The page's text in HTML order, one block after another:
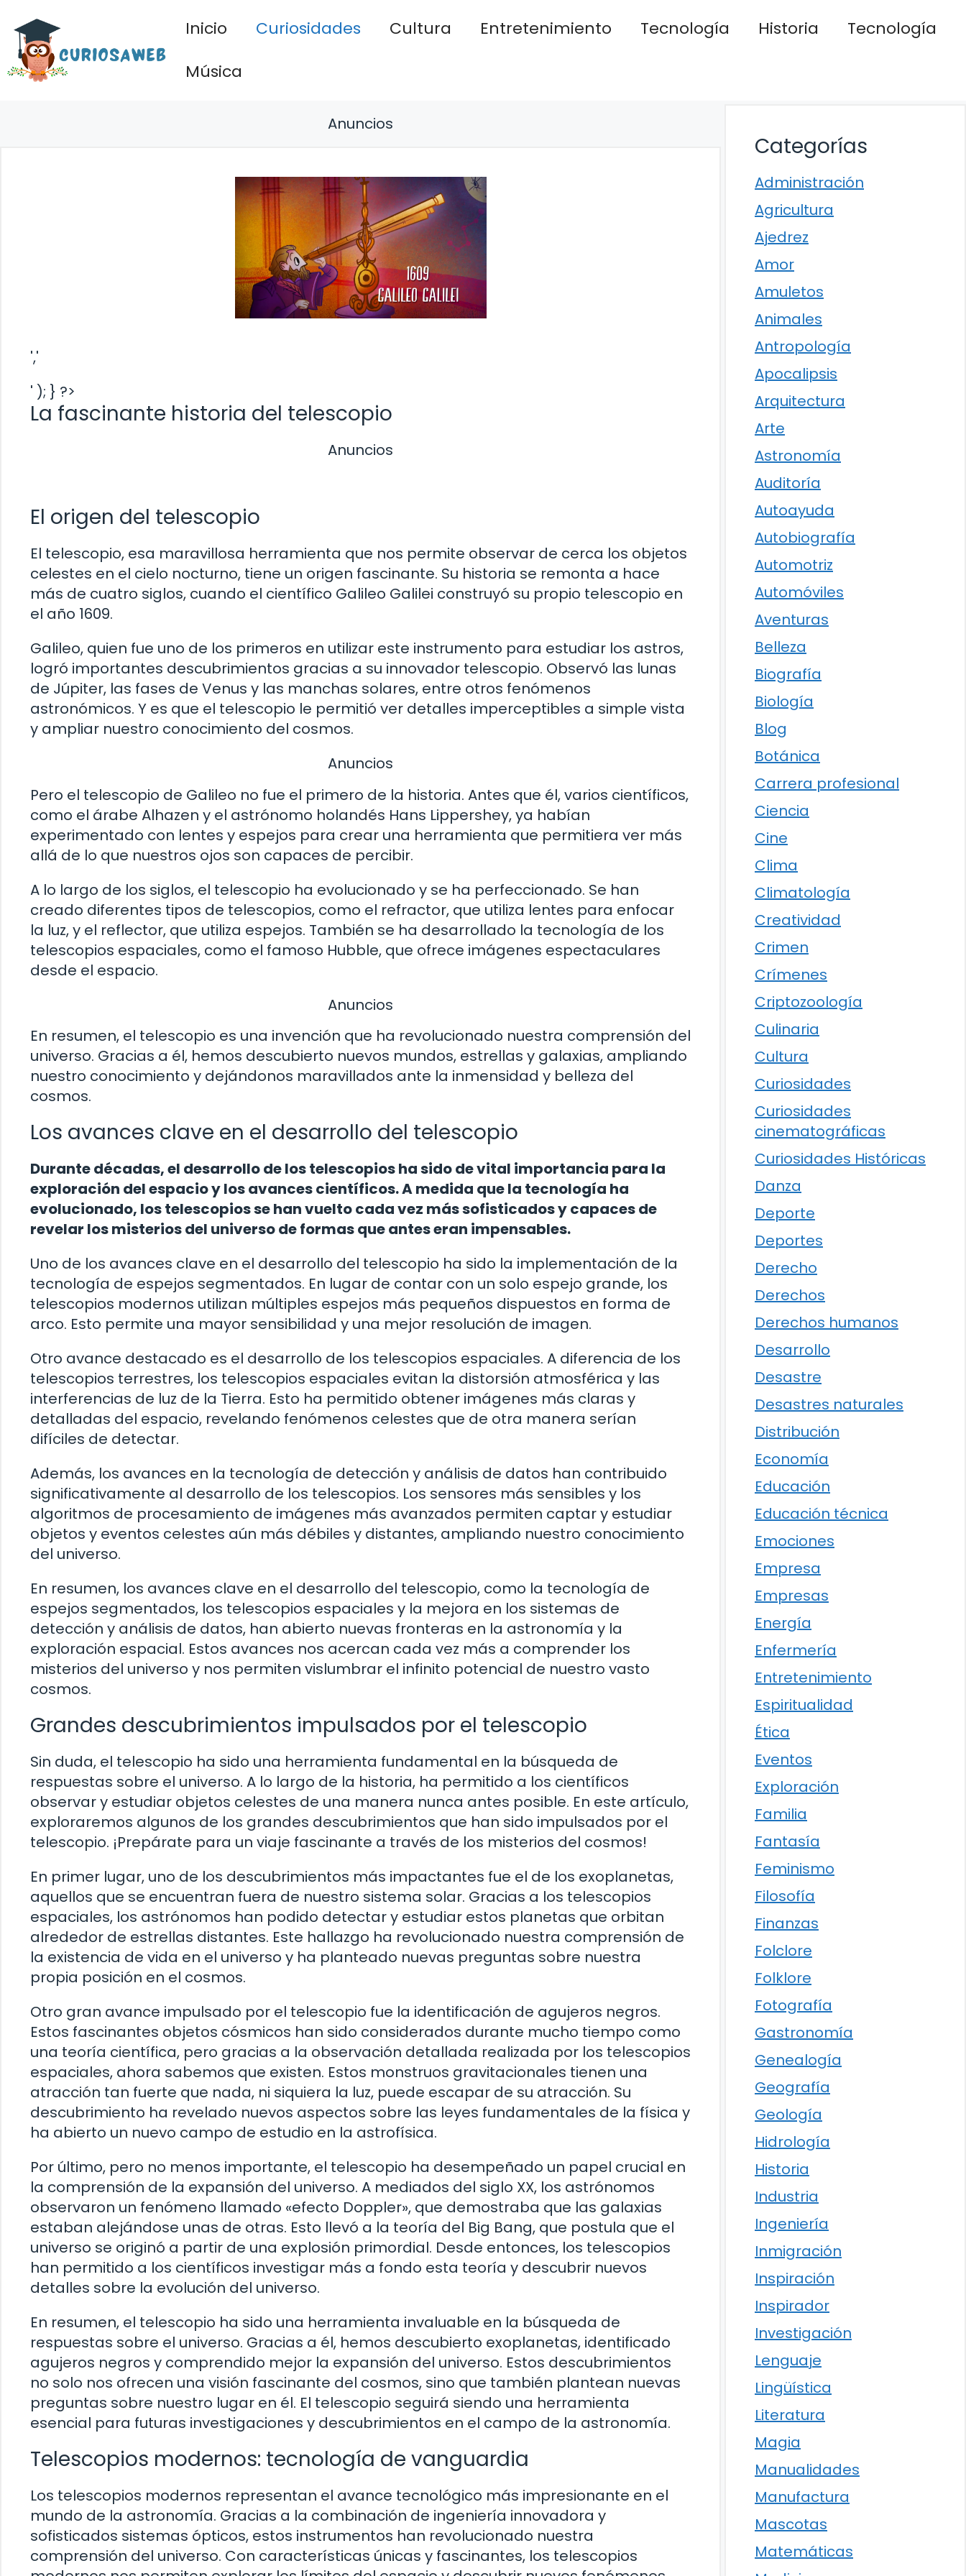
contenido
Inicio Curiosidades Cultura Entretenimiento Tecnología Historia
Tecnología
Música
Anuncios
','
' ); } ?>
La fascinante historia del telescopio
Anuncios
El origen del telescopio
El telescopio, esa maravillosa herramienta que nos permite observar de cerca los objetos
celestes en el cielo nocturno, tiene un origen fascinante. Su historia se remonta a hace
más de cuatro siglos, cuando el científico Galileo Galilei construyó su propio telescopio en
el año 1609.
Galileo, quien fue uno de los primeros en utilizar este instrumento para estudiar los astros,
logró importantes descubrimientos gracias a su innovador telescopio. Observó las lunas
de Júpiter, las fases de Venus y las manchas solares, entre otros fenómenos
astronómicos. Y es que el telescopio le permitió ver detalles imperceptibles a simple vista
y ampliar nuestro conocimiento del cosmos.
Anuncios
Pero el telescopio de Galileo no fue el primero de la historia. Antes que él, varios científicos,
como el árabe Alhazen y el astrónomo holandés Hans Lippershey, ya habían
experimentado con lentes y espejos para crear una herramienta que permitiera ver más
allá de lo que nuestros ojos son capaces de percibir.
A lo largo de los siglos, el telescopio ha evolucionado y se ha perfeccionado. Se han
creado diferentes tipos de telescopios, como el refractor, que utiliza lentes para enfocar
la luz, y el reflector, que utiliza espejos. También se ha desarrollado la tecnología de los
telescopios espaciales, como el famoso Hubble, que ofrece imágenes espectaculares
desde el espacio.
Anuncios
En resumen, el telescopio es una invención que ha revolucionado nuestra comprensión del
universo. Gracias a él, hemos descubierto nuevos mundos, estrellas y galaxias, ampliando
nuestro conocimiento y dejándonos maravillados ante la inmensidad y belleza del
cosmos.
Los avances clave en el desarrollo del telescopio
Durante décadas, el desarrollo de los telescopios ha sido de vital importancia para la
exploración del espacio y los avances científicos. A medida que la tecnología ha
evolucionado, los telescopios se han vuelto cada vez más sofisticados y capaces de
revelar los misterios del universo de formas que antes eran impensables.
Uno de los avances clave en el desarrollo del telescopio ha sido la implementación de la
tecnología de espejos segmentados. En lugar de contar con un solo espejo grande, los
telescopios modernos utilizan múltiples espejos más pequeños dispuestos en forma de
arco. Esto permite una mayor sensibilidad y una mejor resolución de imagen.
Otro avance destacado es el desarrollo de los telescopios espaciales. A diferencia de los
telescopios terrestres, los telescopios espaciales evitan la distorsión atmosférica y las
interferencias de luz de la Tierra. Esto ha permitido obtener imágenes más claras y
detalladas del espacio, revelando fenómenos celestes que de otra manera serían
difíciles de detectar.
Además, los avances en la tecnología de detección y análisis de datos han contribuido
significativamente al desarrollo de los telescopios. Los sensores más sensibles y los
algoritmos de procesamiento de imágenes más avanzados permiten captar y estudiar
objetos y eventos celestes aún más débiles y distantes, ampliando nuestro conocimiento
del universo.
En resumen, los avances clave en el desarrollo del telescopio, como la tecnología de
espejos segmentados, los telescopios espaciales y la mejora en los sistemas de
detección y análisis de datos, han abierto nuevas fronteras en la astronomía y la
exploración espacial. Estos avances nos acercan cada vez más a comprender los
misterios del universo y nos permiten vislumbrar el infinito potencial de nuestro vasto
cosmos.
Grandes descubrimientos impulsados por el telescopio
Sin duda, el telescopio ha sido una herramienta fundamental en la búsqueda de
respuestas sobre el universo. A lo largo de la historia, ha permitido a los científicos
observar y estudiar objetos celestes de una manera nunca antes posible. En este artículo,
exploraremos algunos de los grandes descubrimientos que han sido impulsados por el
telescopio. ¡Prepárate para un viaje fascinante a través de los misterios del cosmos!
En primer lugar, uno de los descubrimientos más impactantes fue el de los exoplanetas,
aquellos que se encuentran fuera de nuestro sistema solar. Gracias a los telescopios
espaciales, los astrónomos han podido detectar y estudiar estos planetas que orbitan
alrededor de estrellas distantes. Este hallazgo ha revolucionado nuestra comprensión de
la existencia de vida en el universo y ha planteado nuevas preguntas sobre nuestra
propia posición en el cosmos.
Otro gran avance impulsado por el telescopio fue la identificación de agujeros negros.
Estos fascinantes objetos cósmicos han sido considerados durante mucho tiempo como
una teoría científica, pero gracias a la observación detallada realizada por los telescopios
espaciales, ahora sabemos que existen. Estos monstruos gravitacionales tienen una
atracción tan fuerte que nada, ni siquiera la luz, puede escapar de su atracción. Su
descubrimiento ha revelado nuevos aspectos sobre las leyes fundamentales de la física y
ha abierto un nuevo campo de estudio en la astrofísica.
Por último, pero no menos importante, el telescopio ha desempeñado un papel crucial en
la comprensión de la expansión del universo. A mediados del siglo XX, los astrónomos
observaron un fenómeno llamado «efecto Doppler», que demostraba que las galaxias
estaban alejándose unas de otras. Esto llevó a la teoría del Big Bang, que postula que el
universo se originó a partir de una explosión primordial. Desde entonces, los telescopios
han permitido a los científicos investigar más a fondo esta teoría y descubrir nuevos
detalles sobre la evolución del universo.
En resumen, el telescopio ha sido una herramienta invaluable en la búsqueda de
respuestas sobre el universo. Gracias a él, hemos descubierto exoplanetas, identificado
agujeros negros y comprendido mejor la expansión del universo. Estos descubrimientos
no solo nos ofrecen una visión fascinante del cosmos, sino que también plantean nuevas
preguntas sobre nuestro lugar en él. El telescopio seguirá siendo una herramienta
esencial para futuras investigaciones y descubrimientos en el campo de la astronomía.
Telescopios modernos: tecnología de vanguardia
Los telescopios modernos representan el avance tecnológico más impresionante en el
mundo de la astronomía. Gracias a la combinación de ingeniería innovadora y
sofisticados sistemas ópticos, estos instrumentos han revolucionado nuestra
comprensión del universo. Con características únicas y fascinantes, los telescopios
Categorías
Administración
Agricultura
Ajedrez
Amor
Amuletos
Animales
Antropología
Apocalipsis
Arquitectura
Arte
Astronomía
Auditoría
Autoayuda
Autobiografía
Automotriz
Automóviles
Aventuras
Belleza
Biografía
Biología
Blog
Botánica
Carrera profesional
Ciencia
Cine
Clima
Climatología
Creatividad
Crimen
Crímenes
Criptozoología
Culinaria
Cultura
Curiosidades
Curiosidades
cinematográficas
Curiosidades Históricas
Danza
Deporte
Deportes
Derecho
Derechos
Derechos humanos
Desarrollo
Desastre
Desastres naturales
Distribución
Economía
Educación
Educación técnica
Emociones
Empresa
Empresas
Energía
Enfermería
Entretenimiento
Espiritualidad
Ética
Eventos
Exploración
Familia
Fantasía
Feminismo
Filosofía
Finanzas
Folclore
Folklore
Fotografía
Gastronomía
Genealogía
Geografía
Geología
Hidrología
Historia
Industria
Ingeniería
Inmigración
Inspiración
Inspirador
Investigación
Lenguaje
Lingüística
Literatura
Magia
Manualidades
Manufactura
Mascotas
Matemáticas